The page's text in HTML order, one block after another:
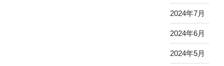
2024年7月
2024年6月
2024年5月